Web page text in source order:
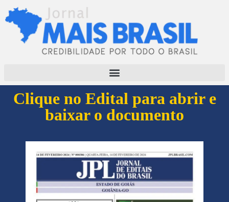
Clique no Edital para abrir e
baixar o documento